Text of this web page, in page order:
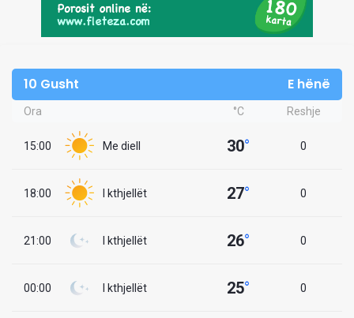
10 Gusht E hënë
Ora °C Reshje
15:00 Me diell 30° 0
18:00 I kthjellët 27° 0
21:00 I kthjellët 26° 0
00:00 I kthjellët 25° 0